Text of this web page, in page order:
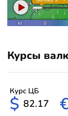
Курсы
Курс ЦБ
$ 82.17